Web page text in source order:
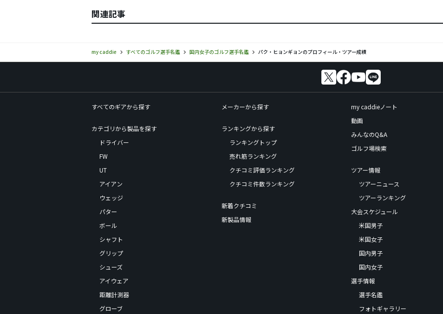
関連記事
my caddie すべてのゴルフ選手名鑑 国内女子のゴルフ選手名鑑 パク・ヒョンギョンのプロフィール・ツアー成績
すべてのギアから探す
カテゴリから製品を探す
ドライバー
FW
UT
アイアン
ウェッジ
パター
ボール
シャフト
グリップ
シューズ
アイウェア
距離計測器
グローブ
メーカーから探す
ランキングから探す
ランキングトップ
売れ筋ランキング
クチコミ評価ランキング
クチコミ件数ランキング
新着クチコミ
新製品情報
my caddieノート
動画
みんなのQ&A
ゴルフ場検索
ツアー情報
ツアーニュース
ツアーランキング
大会スケジュール
米国男子
米国女子
国内男子
国内女子
選手情報
選手名鑑
フォトギャラリー